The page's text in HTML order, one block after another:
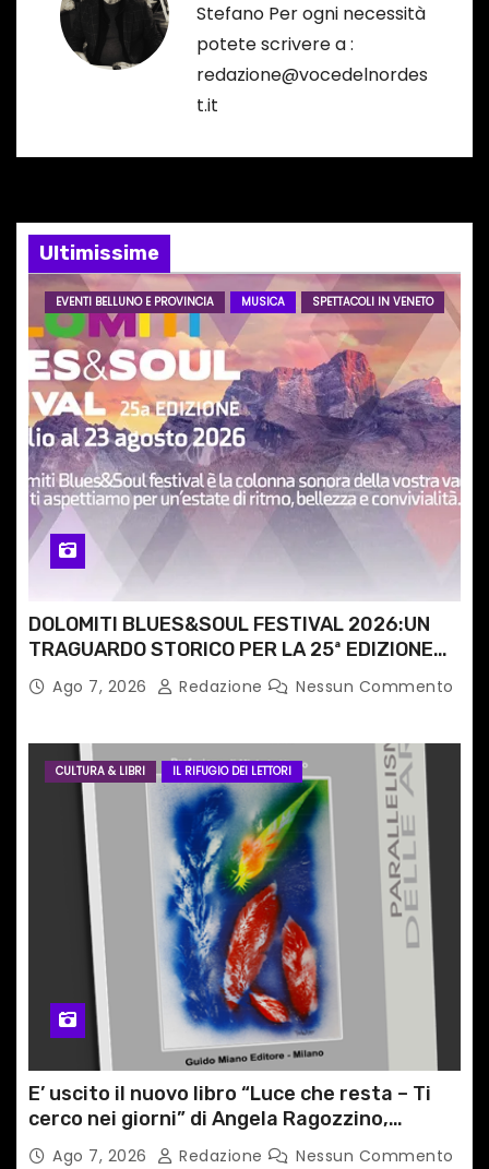
a
r
t
i
c
o
l
i
Stefano Per ogni necessità
potete scrivere a :
redazione@vocedelnordes
t.it
Ultimissime
EVENTI BELLUNO E PROVINCIA MUSICA SPETTACOLI IN VENETO
DOLOMITI BLUES&SOUL FESTIVAL 2026:UN
TRAGUARDO STORICO PER LA 25ª EDIZIONE
TRA LE CIME PATRIMONIO UNESCO
Ago 7, 2026 Redazione Nessun Commento
CULTURA & LIBRI IL RIFUGIO DEI LETTORI
E’ uscito il nuovo libro “Luce che resta – Ti
cerco nei giorni” di Angela Ragozzino,
medico primario di Capua
Ago 7, 2026 Redazione Nessun Commento